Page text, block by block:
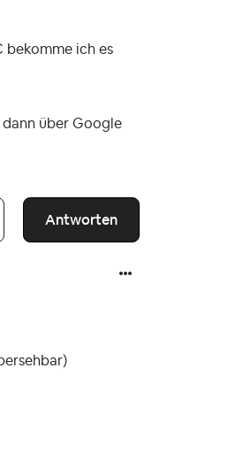
bekomme ich es
dann über Google
Antworten